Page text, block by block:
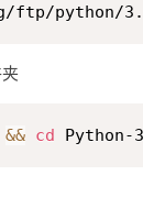
ftp/python/
&& cd Python-